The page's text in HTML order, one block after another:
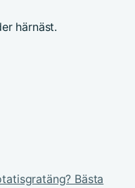
härnäst.
Bästa